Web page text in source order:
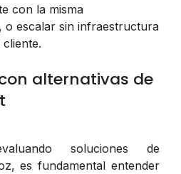
con la misma
o escalar sin infraestructura
alternativas de
soluciones de
es fundamental entender